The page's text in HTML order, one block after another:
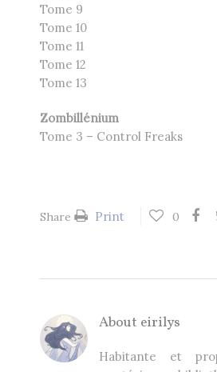
Tome 9
Tome 10
Tome 11
Tome 12
Tome 13
Zombillénium
Tome 3 – Control Freaks
Share Print 0
About eirilys
Habitante et